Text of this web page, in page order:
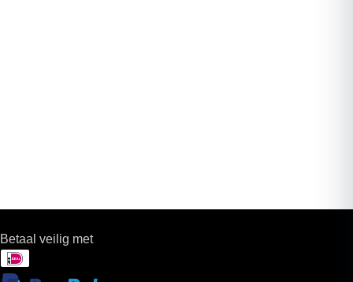
Betaal veilig met